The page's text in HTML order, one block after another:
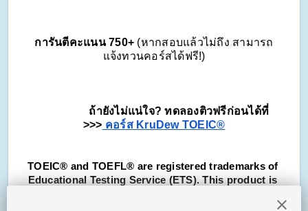
การันตีคะแนน 750+ (หากสอบแล้วไม่ถึง สามารถ
แจ้งทวนคอร์สได้ฟรี!)
ถ้ายังไม่แน่ใจ? ทดลองติวฟรีก่อนได้ที่
>>> คอร์ส KruDew TOEIC®
TOEIC® and TOEFL® are registered trademarks of
Educational Testing Service (ETS). This product is